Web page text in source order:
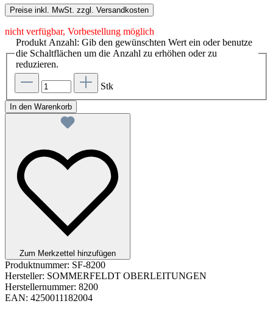
Preise inkl. MwSt. zzgl. Versandkosten
nicht verfügbar, Vorbestellung möglich
Produkt Anzahl: Gib den gewünschten Wert ein oder benutze
die Schaltflächen um die Anzahl zu erhöhen oder zu
reduzieren.
Stk
In den Warenkorb
Zum Merkzettel hinzufügen
Produktnummer: SF-8200
Hersteller: SOMMERFELDT OBERLEITUNGEN
Herstellernummer: 8200
EAN: 4250011182004